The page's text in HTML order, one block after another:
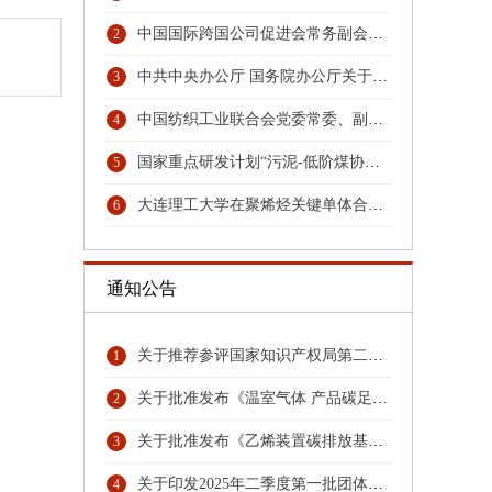
2 中国国际跨国公司促进会常务副会长张笑宇接受纪律审查和监察调查
3 中共中央办公厅 国务院办公厅关于更高水平更高质量做好节能降碳工作的意见
4 中国纺织工业联合会党委常委、副会长端小平接受纪律审查和监察调查
5 国家重点研发计划“污泥-低阶煤协同热解与秸秆水解耦合技术及装备”项目召开汇报与交流会
6 大连理工大学在聚烯烃关键单体合成领域取得重大技术突破
通知公告
1 关于推荐参评国家知识产权局第二十六届中国专利奖专利名单首批公示名单
2 关于批准发布《温室气体 产品碳足迹量化方法与要求 硝酸》团体标准的公告
3 关于批准发布《乙烯装置碳排放基准》《环氧乙烷乙二醇装置碳排放基准》团体标准的公告
4 关于印发2025年二季度第一批团体标准项目计划的通知